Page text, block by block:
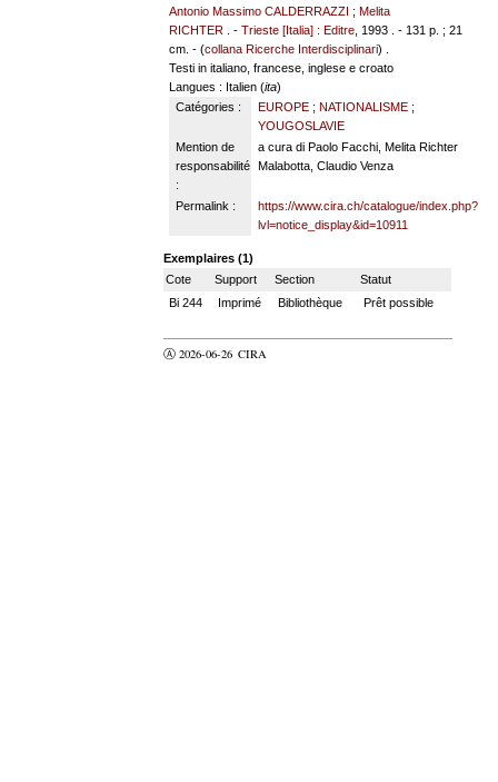
Antonio Massimo CALDERRAZZI ;Melita
RICHTER . -Trieste [Italia] : Editre , 1993 . - 131 p. ; 21
cm. - (collana Ricerche Interdisciplinari) .
Testi in italiano, francese, inglese e croato
Langues : Italien (ita)
Catégories :
EUROPE; NATIONALISME;
YOUGOSLAVIE
Mention de
responsabilité
:
a cura di Paolo Facchi, Melita Richter
Malabotta, Claudio Venza
Permalink :
https://www.cira.ch/catalogue/index.php?
lvl=notice_display&id=10911
Exemplaires (1)
Cote
Support Section
Statut
Bi 244
Imprimé Bibliothèque Prêt possible
Ⓐ 2026-06-26 CIRA